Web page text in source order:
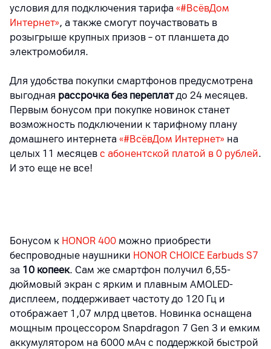
условия для подключения тарифа «#ВсёвДом
Интернет», а также смогут поучаствовать в
розыгрыше крупных призов – от планшета до
электромобиля.
Для удобства покупки смартфонов предусмотрена
выгодная рассрочка без переплатдо 24 месяцев.
Первым бонусом при покупке новинок станет
возможность подключении к тарифному плану
домашнего интернета «#ВсёвДом Интернет» на
целых 11 месяцев с абонентской платой в 0 рублей.
И это еще не все!
Бонусом к HONOR 400 можно приобрести
беспроводные наушники HONOR CHOICE Earbuds S7
за 10 копеек. Сам же смартфон получил 6,55-
дюймовый экран с ярким и плавным AMOLED-
дисплеем, поддерживает частоту до 120 Гц и
отображает 1,07 млрд цветов. Новинка оснащена
мощным процессором Snapdragon 7 Gen 3 и емким
аккумулятором на 6000 мАч с поддержкой быстрой